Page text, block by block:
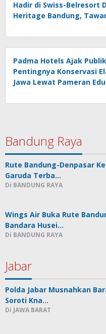
Hadir di Swiss-Belresort
Heritage Bandung,
Padma Hotels Ajak
Pentingnya Konservasi
Jawa Lewat Pameran
Bandung Raya
Rute Bandung-Denpasar
Garuda Terba…
Di BANDUNG RAYA
Wings Air Buka Rute
Bandara Husei…
Di BANDUNG RAYA
Jabar
Polda Jabar Musnahkan
Soroti Kna…
Di JAWA BARAT